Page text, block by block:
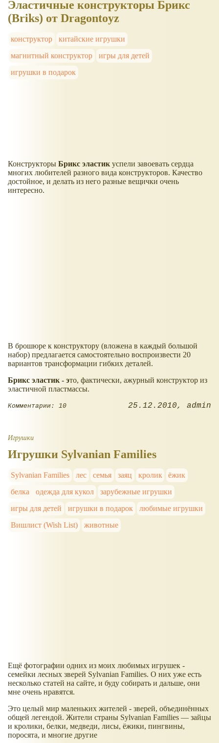
Эластичные конструкторы Брикс
(Briks) от Dragontoyz
конструктор
китайские игрушки
магнитный конструктор
игры для детей
игрушки в подарок
Конструкторы Брикс эластик успели завоевать сердца
многих любителей разного вида конструкторов. Качество
достойное, и делать из него разные вещички очень
интересно.
В брошюре к конструктору (вложена в каждый большой
набор) предлагается самостоятельно воспроизвести 20
вариантов трансформации гибких деталей.
Брикс эластик - это, фактически, ажурный конструктор из
эластичной пластмассы.
Комментарии: 10 25.12.2010 admin
Игрушки
Игрушки Sylvanian Families
Sylvanian Families лес семья заяц кролик
ёжик
белка
одежда для кукол
зарубежные игрушки
игры для детей
игрушки в подарок
любимые игрушки
Вишлист (Wish List)
животные
Ещё фотографии одних из моих любимых игрушек -
семейки лесных зверей Sylvanian Families. О них уже есть
несколько статей на сайте, и буду собирать и дальше, они
мне очень нравятся.
Это целый мир маленьких жителей - зверей, объединённых
общей легендой. Жители страны Sylvanian Families — зайцы
и кролики, белки, медведи, лисы, ёжики, пингвины,
поросята, и многие другие